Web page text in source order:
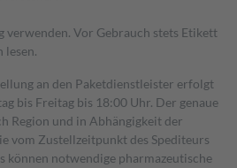
verwenden. Vor Gebrauch stets Etikett
an den Paketdienstleister erfolgt
bis Freitag bis 18:00 Uhr. Der genaue
Region und in Abhängigkeit der
vom Zustellzeitpunkt des Spediteurs
können notwendige pharmazeutische